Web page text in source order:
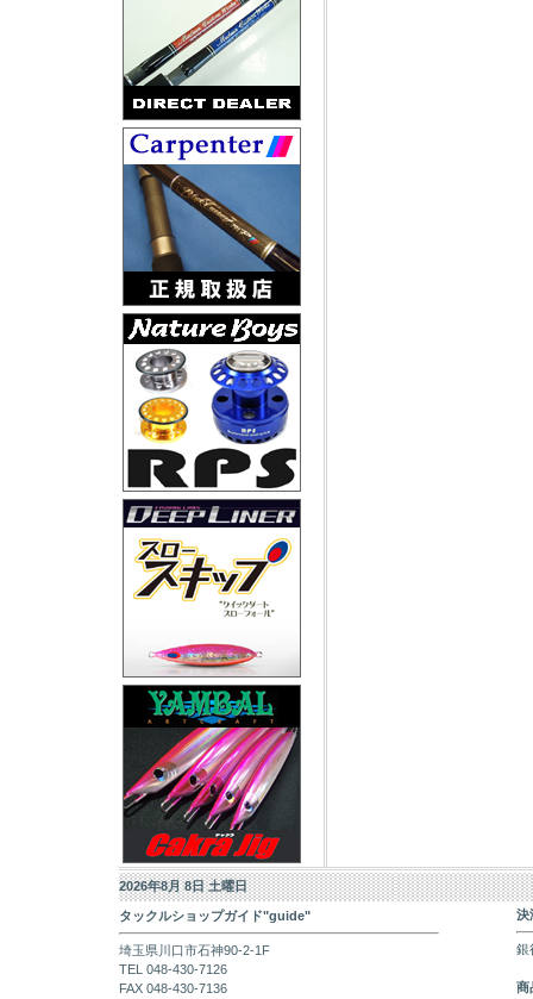
2026年8月 8日 土曜日
タックルショップガイド"guide"
埼玉県川口市石神90-2-1F
TEL 048-430-7126
FAX 048-430-7136
決
銀
商